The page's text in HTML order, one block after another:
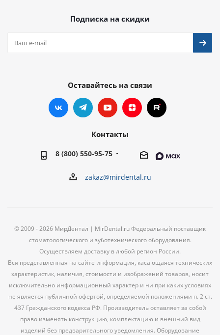
Подписка на скидки
Оставайтесь на связи
Контакты
8 (800) 550-95-75
zakaz@mirdental.ru
© 2009 - 2026 МирДентал | MirDental.ru Федеральный поставщик
стоматологического и зуботехнического оборудования.
Осуществляем доставку в любой регион России.
Вся представленная на сайте информация, касающаяся технических
характеристик, наличия, стоимости и изображений товаров, носит
исключительно информационный характер и ни при каких условиях
не является публичной офертой, определяемой положениями п. 2 ст.
437 Гражданского кодекса РФ. Производитель оставляет за собой
право изменять конструкцию, комплектацию и внешний вид
изделий без предварительного уведомления. Оборудование